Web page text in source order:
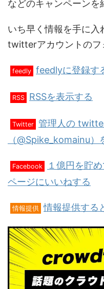
などのキャンペーンを
いち早く情報を手に入
twitterアカウントのフ
feedly feedlyに登録す
RSS RSSを表示する
Twitter 管理人の
（@Spike_komainu）
Facebook
１億円を貯
ページにいいねする
情報提供 情報提供する